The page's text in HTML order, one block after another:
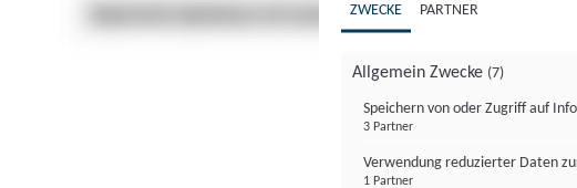
ZWECKE PARTNER
Allgemein Zwecke (7)
Speichern von oder Zugriff auf
3 Partner
Verwendung reduzierter Daten
1 Partner